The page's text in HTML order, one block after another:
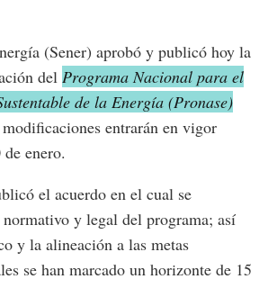
(Sener) aprobó y publicó hoy la
del Programa Nacional para el
de la Energía (Pronase)
modificaciones entrarán en vigor
enero.
el acuerdo en el cual se
y legal del programa; así
y la alineación a las metas
se han marcado un horizonte de 15